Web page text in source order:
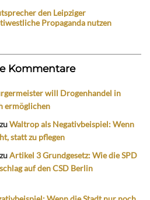
den Leipziger
Propaganda nutzen
Kommentare
will Drogenhandel in
ermöglichen
zuWaltrop als Negativbeispiel: Wenn
statt zu pflegen
zuArtikel 3 Grundgesetz: Wie die SPD
auf den CSD Berlin